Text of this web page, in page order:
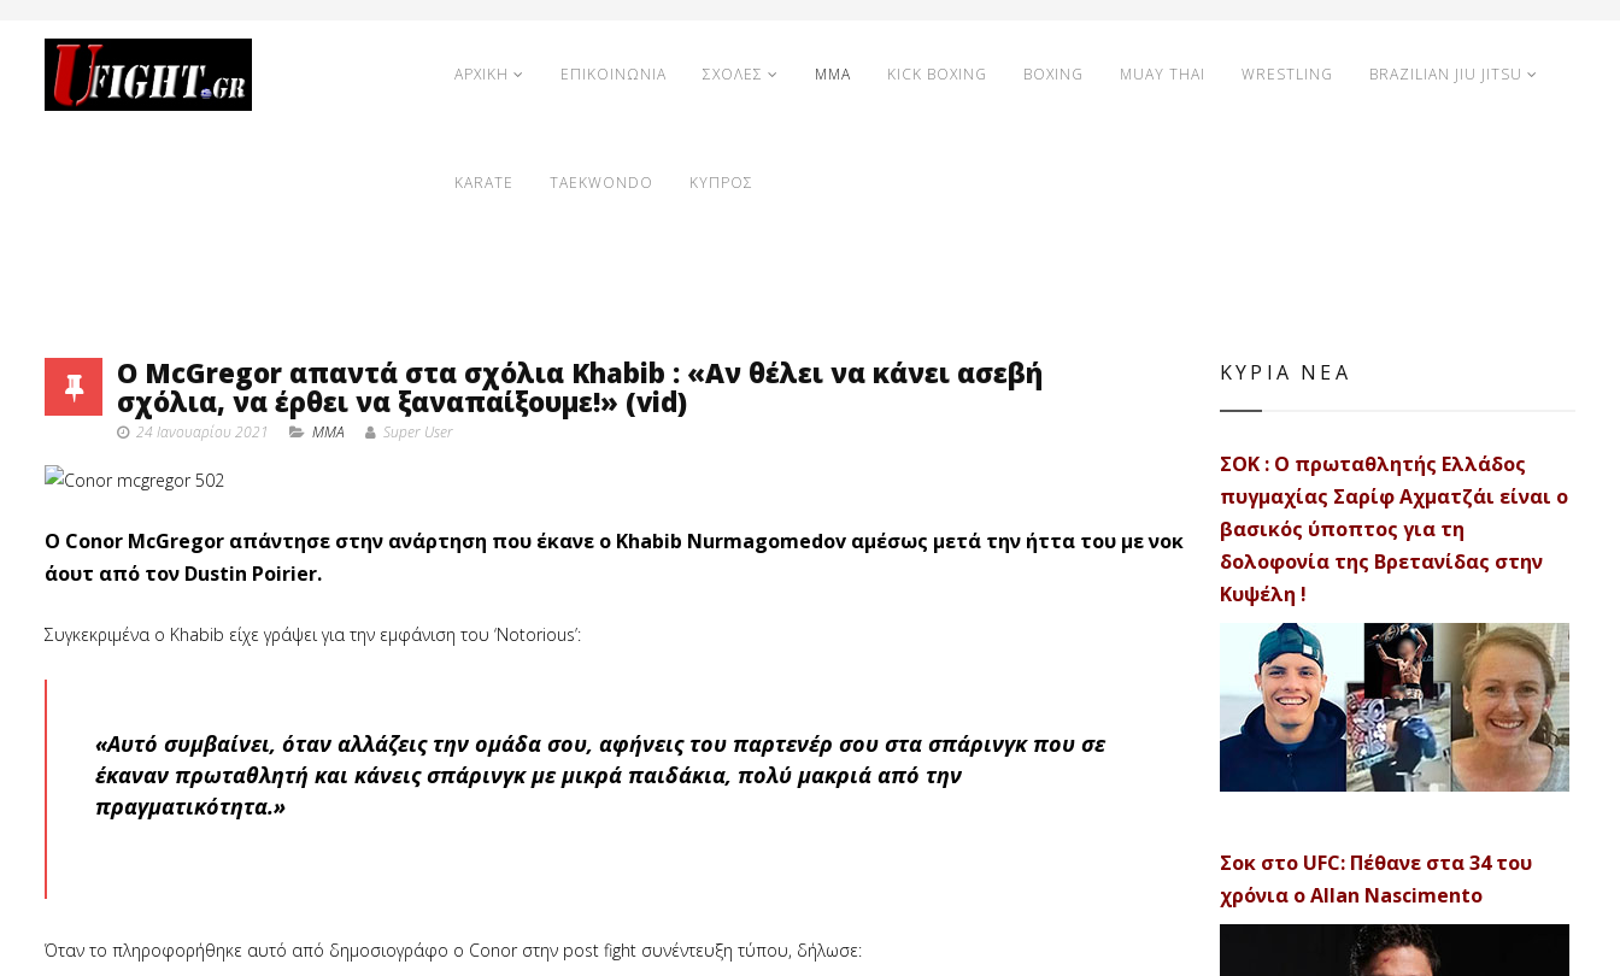
ΑΡΧΙΚΗ ΕΠΙΚΟΙΝΩΝΙΑ ΣΧΟΛΕΣ MMA KICK BOXING BOXING MUAY THAI WRESTLING BRAZILIAN JIU JITSU
KARATE TAEKWONDO ΚΥΠΡΟΣ
O McGregor απαντά στα σχόλια Khabib : «Αν θέλει να κάνει ασεβή
σχόλια, να έρθει να ξαναπαίξουμε!» (vid)
24 Ιανουαρίου 2021 MMA Super User
O Conor McGregor απάντησε στην ανάρτηση που έκανε ο Khabib Nurmagomedov αμέσως μετά την ήττα του με νοκ
άουτ από τον Dustin Poirier.
Συγκεκριμένα ο Khabib είχε γράψει για την εμφάνιση του ‘Notorious’:
«Αυτό συμβαίνει, όταν αλλάζεις την ομάδα σου, αφήνεις του παρτενέρ σου στα σπάρινγκ που σε
έκαναν πρωταθλητή και κάνεις σπάρινγκ με μικρά παιδάκια, πολύ μακριά από την
πραγματικότητα.»
Όταν το πληροφορήθηκε αυτό από δημοσιογράφο ο Conor στην post fight συνέντευξη τύπου, δήλωσε:
ΚΥΡΙΑ ΝΕΑ
ΣΟΚ : Ο πρωταθλητής Ελλάδος
πυγμαχίας Σαρίφ Αχματζάι είναι ο
βασικός ύποπτος για τη
δολοφονία της Βρετανίδας στην
Κυψέλη !
Σοκ στο UFC: Πέθανε στα 34 του
χρόνια ο Allan Nascimento